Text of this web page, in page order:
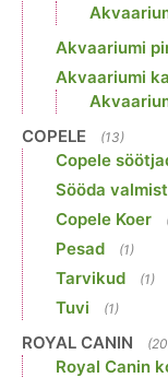
Akvaariumi
Akvaariumi
COPELE (13)
Copele
Sööda
Copele Koer
Pesad (1)
Tarvikud (1)
Tuvi (1)
ROYAL CANIN
Royal Canin